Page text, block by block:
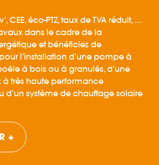
CEE, éco-PTZ, taux de TVA réduit, …
dans le cadre de la
et bénéficiez de
l’installation d’une pompe à
à bois ou à granulés, d’une
très haute performance
d’un système de chauffage solaire
+